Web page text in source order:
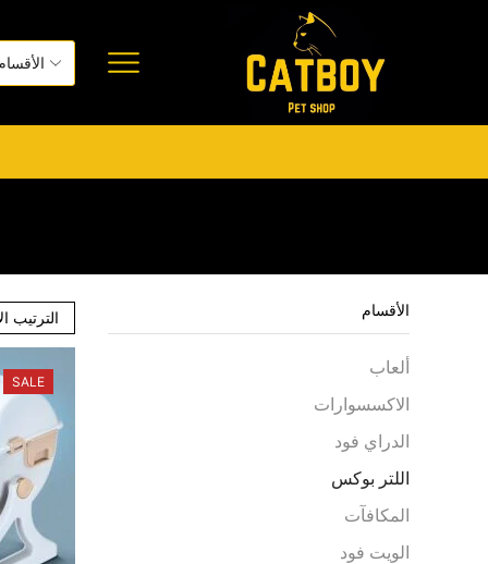
SALE
الأقسام
ألعاب
الاكسسوارات
الدراي فود
اللتر بوكس
المكافآت
الويت فود